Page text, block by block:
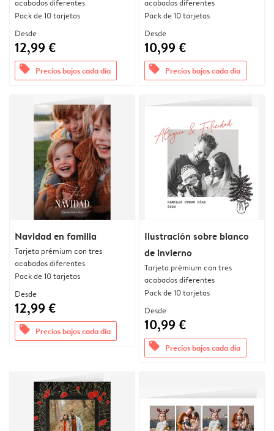
acabados diferentes
Pack de 10 tarjetas
Desde
12,99 €
offers Precios bajos cada día
acabados diferentes
Pack de 10 tarjetas
Desde
10,99 €
offers Precios bajos cada día
Navidad en familia
Tarjeta prémium con tres
acabados diferentes
Pack de 10 tarjetas
Desde
12,99 €
offers Precios bajos cada día
Ilustración sobre blanco
de invierno
Tarjeta prémium con tres
acabados diferentes
Pack de 10 tarjetas
Desde
10,99 €
offers Precios bajos cada día